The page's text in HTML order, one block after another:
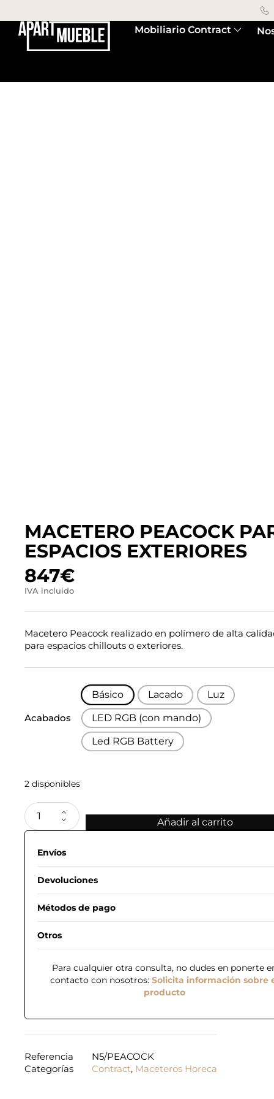
Mobiliario Contract
MACETERO PEACOCK
ESPACIOS EXTERIORES
847€
IVA incluido
Macetero Peacock realizado en polímero de alta
para espacios chillouts o exteriores.
Acabados
Básico Lacado
Luz
LED RGB (con mando)
Led RGB Battery
2 disponibles
Añadir al carrito
Envíos
Devoluciones
Métodos de pago
Otros
Para cualquier otra consulta, no dudes en ponerte
contacto con nosotros: Solicita información sobre
producto
Referencia
N5/PEACOCK
Categorías
Contract, Maceteros Horeca